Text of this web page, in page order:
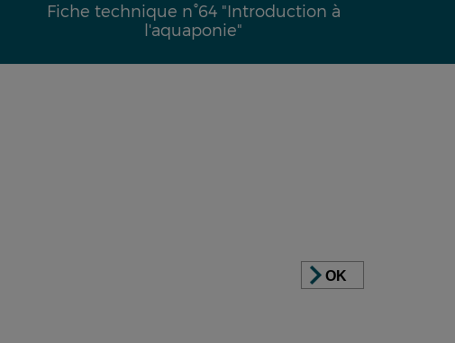
Fiche technique n°64 "Introduction à
l'aquaponie"
OK